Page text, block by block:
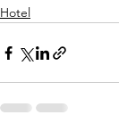
Hotel